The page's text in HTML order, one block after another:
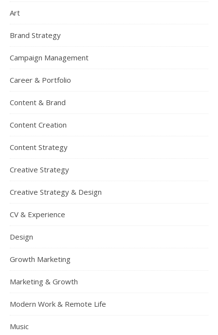
Art
Brand Strategy
Campaign Management
Career & Portfolio
Content & Brand
Content Creation
Content Strategy
Creative Strategy
Creative Strategy & Design
CV & Experience
Design
Growth Marketing
Marketing & Growth
Modern Work & Remote Life
Music